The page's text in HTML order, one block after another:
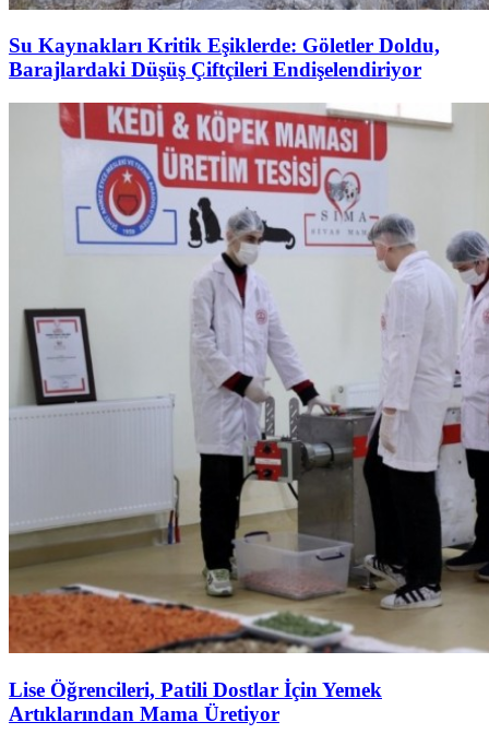
Su Kaynakları Kritik Eşiklerde: Göletler Doldu,
Barajlardaki Düşüş Çiftçileri Endişelendiriyor
Lise Öğrencileri, Patili Dostlar İçin Yemek
Artıklarından Mama Üretiyor